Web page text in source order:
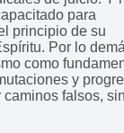
para
principio de su
Por lo
como
y
falsos,